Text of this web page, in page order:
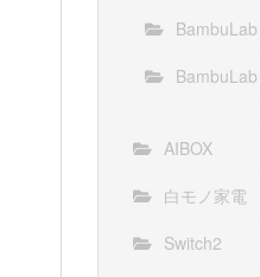
AIBOX
白モノ家電
Switch2